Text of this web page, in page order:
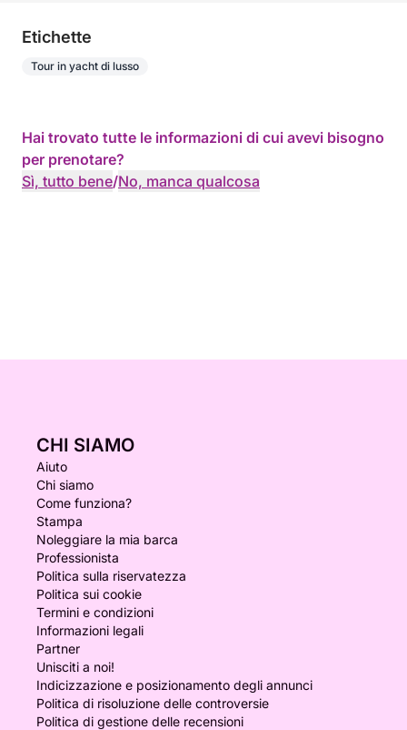
Etichette
Tour in yacht di lusso
Hai trovato tutte le informazioni di cui avevi bisogno
per prenotare?
Sì, tutto bene/No, manca qualcosa
CHI SIAMO
Aiuto
Chi siamo
Come funziona?
Stampa
Noleggiare la mia barca
Professionista
Politica sulla riservatezza
Politica sui cookie
Termini e condizioni
Informazioni legali
Partner
Unisciti a noi!
Indicizzazione e posizionamento degli annunci
Politica di risoluzione delle controversie
Politica di gestione delle recensioni